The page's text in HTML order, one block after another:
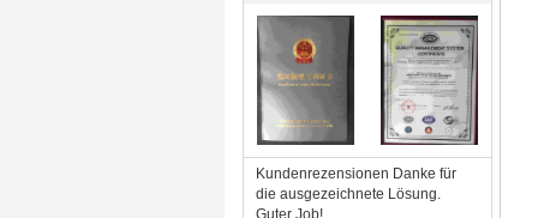
Kundenrezensionen Danke für
die ausgezeichnete Lösung.
Guter Job!